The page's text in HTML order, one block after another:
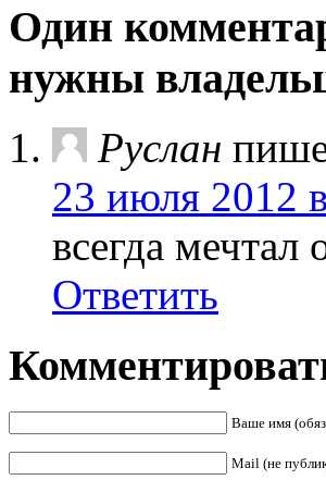
Один
нужны
Руслан
23 июля 2012
всегда мечтал
Ответить
Ваше имя
Mail (не